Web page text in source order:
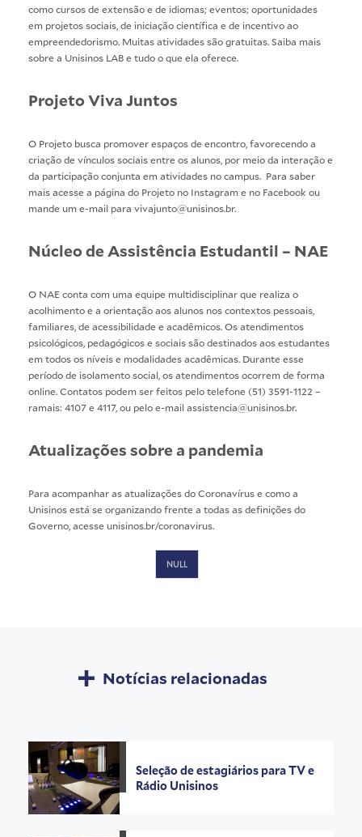
como cursos de extensão e de idiomas; eventos; oportunidades
em projetos sociais, de iniciação científica e de incentivo ao
empreendedorismo. Muitas atividades são gratuitas. Saiba mais
sobre a Unisinos LABe tudo o que ela oferece.
Projeto Viva Juntos
O Projeto busca promover espaços de encontro, favorecendo a
criação de vínculos sociais entre os alunos, por meio da interação e
da participação conjunta em atividades no campus. Para saber
mais acesse a página do Projeto no Instagrame no Facebook ou
mande um e-mail para vivajunto@unisinos.br.
Núcleo de Assistência Estudantil – NAE
O NAE conta com uma equipe multidisciplinar que realiza o
acolhimento e a orientação aos alunos nos contextos pessoais,
familiares, de acessibilidade e acadêmicos. Os atendimentos
psicológicos, pedagógicos e sociais são destinados aos estudantes
em todos os níveis e modalidades acadêmicas. Durante esse
período de isolamento social, os atendimentos ocorrem de forma
online. Contatos podem ser feitos pelo telefone (51) 3591-1122 –
ramais: 4107 e 4117, ou pelo e-mail assistencia@unisinos.br.
Atualizações sobre a pandemia
Para acompanhar as atualizações do Coronavírus e como a
Unisinos está se organizando frente a todas as definições do
Governo, acesse unisinos.br/coronavirus.
NULL
Notícias relacionadas
Seleção de estagiários para TV e
Rádio Unisinos